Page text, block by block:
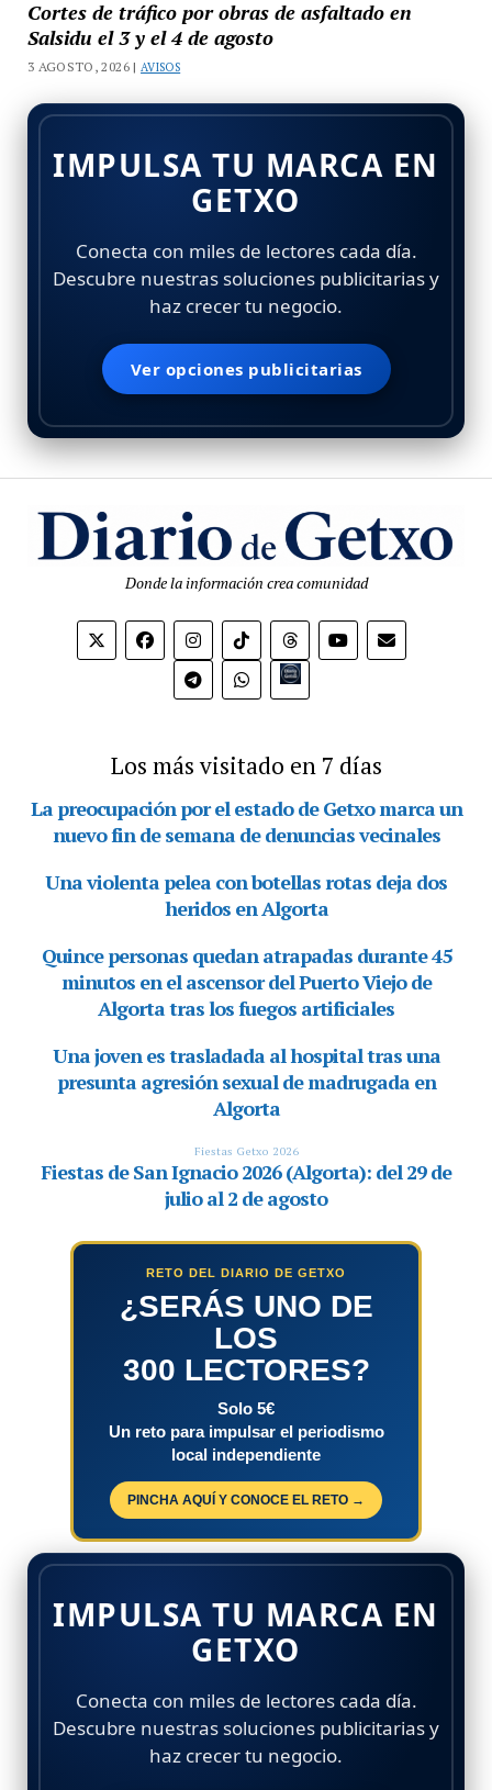
Cortes de tráfico por obras de asfaltado en
Salsidu el 3 y el 4 de agosto
3 AGOSTO, 2026 |AVISOS
IMPULSA TU MARCA EN
GETXO
Conecta con miles de lectores cada día.
Descubre nuestras soluciones publicitarias y
haz crecer tu negocio.
Ver opciones publicitarias
Donde la información crea comunidad
Bio.link
Los más visitado en 7 días
RETO DEL DIARIO DE GETXO
¿SERÁS UNO DE
LOS
300 LECTORES?
Solo 5€
Un reto para impulsar el periodismo
local independiente
PINCHA AQUÍ Y CONOCE EL RETO →
IMPULSA TU MARCA EN
GETXO
Conecta con miles de lectores cada día.
Descubre nuestras soluciones publicitarias y
haz crecer tu negocio.